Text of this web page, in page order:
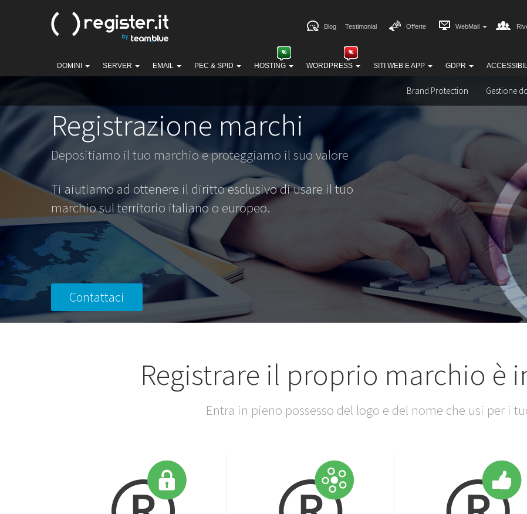
DOMINI SERVER EMAIL PEC & SPID HOSTING WORDPRESS SITI WEB E APP GDPR
Blog Testimonial Offerte WebMail
Brand Protection Gestione
Registrazione marchi
Depositiamo il tuo marchio e proteggiamo il suo valore
Ti aiutiamo ad ottenere il diritto esclusivo di usare il tuo
marchio sul territorio italiano o europeo.
Contattaci
Registrare il proprio marchio è
Entra in pieno possesso del logo e del nome che usi per i